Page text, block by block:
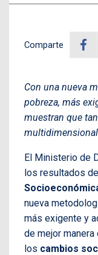
Comparte
Con una nueva
pobreza, más
muestran que
multidimensional
El Ministerio de
los resultados
nueva
más exigente y
de mejor manera
los cambios